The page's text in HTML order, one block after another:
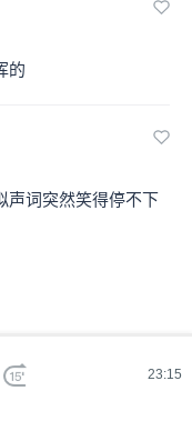
23:15
的
声词突然笑得停不下